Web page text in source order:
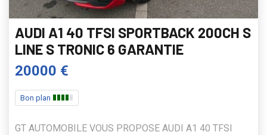
AUDI A1 40 TFSI SPORTBACK 200CH S
LINE S TRONIC 6 GARANTIE
20000 €
Bon plan
GT AUTOMOBILE VOUS PROPOSE AUDI A1 40 TFSI